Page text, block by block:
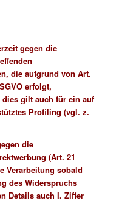
gegen die
die aufgrund von Art.
erfolgt,
gilt auch für ein auf
Profiling (vgl. z.
die
(Art. 21
Verarbeitung sobald
des Widerspruchs
Details auch I. Ziffer